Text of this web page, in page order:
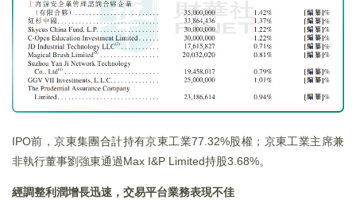
IPO前，京東集團合計持有京東工業77.32%股權；京東工業主席兼
非執行董事劉強東通過Max I&P Limited持股3.68%。
經調整利潤增長迅速，交易平台業務表現不佳